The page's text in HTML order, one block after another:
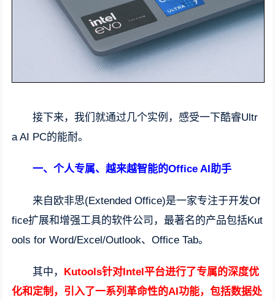
接下来，我们就通过几个实例，感受一下酷睿Ultr
a AI PC的能耐。
一、个人专属、越来越智能的Office AI助手
来自欧非思(Extended Office)是一家专注于开发Of
fice扩展和增强工具的软件公司，最著名的产品包括Kut
ools for Word/Excel/Outlook、Office Tab。
其中， Kutools针对Intel平台进行了专属的深度优
化和定制，引入了一系列革命性的AI功能，包括数据处